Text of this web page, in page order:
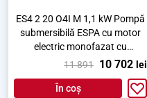
ES4 2 20 O4I M 1,1 kW Pompă
submersibilă ESPA cu motor
electric monofazat cu
diametrul de 4
11 891 10 702 lei
În coș